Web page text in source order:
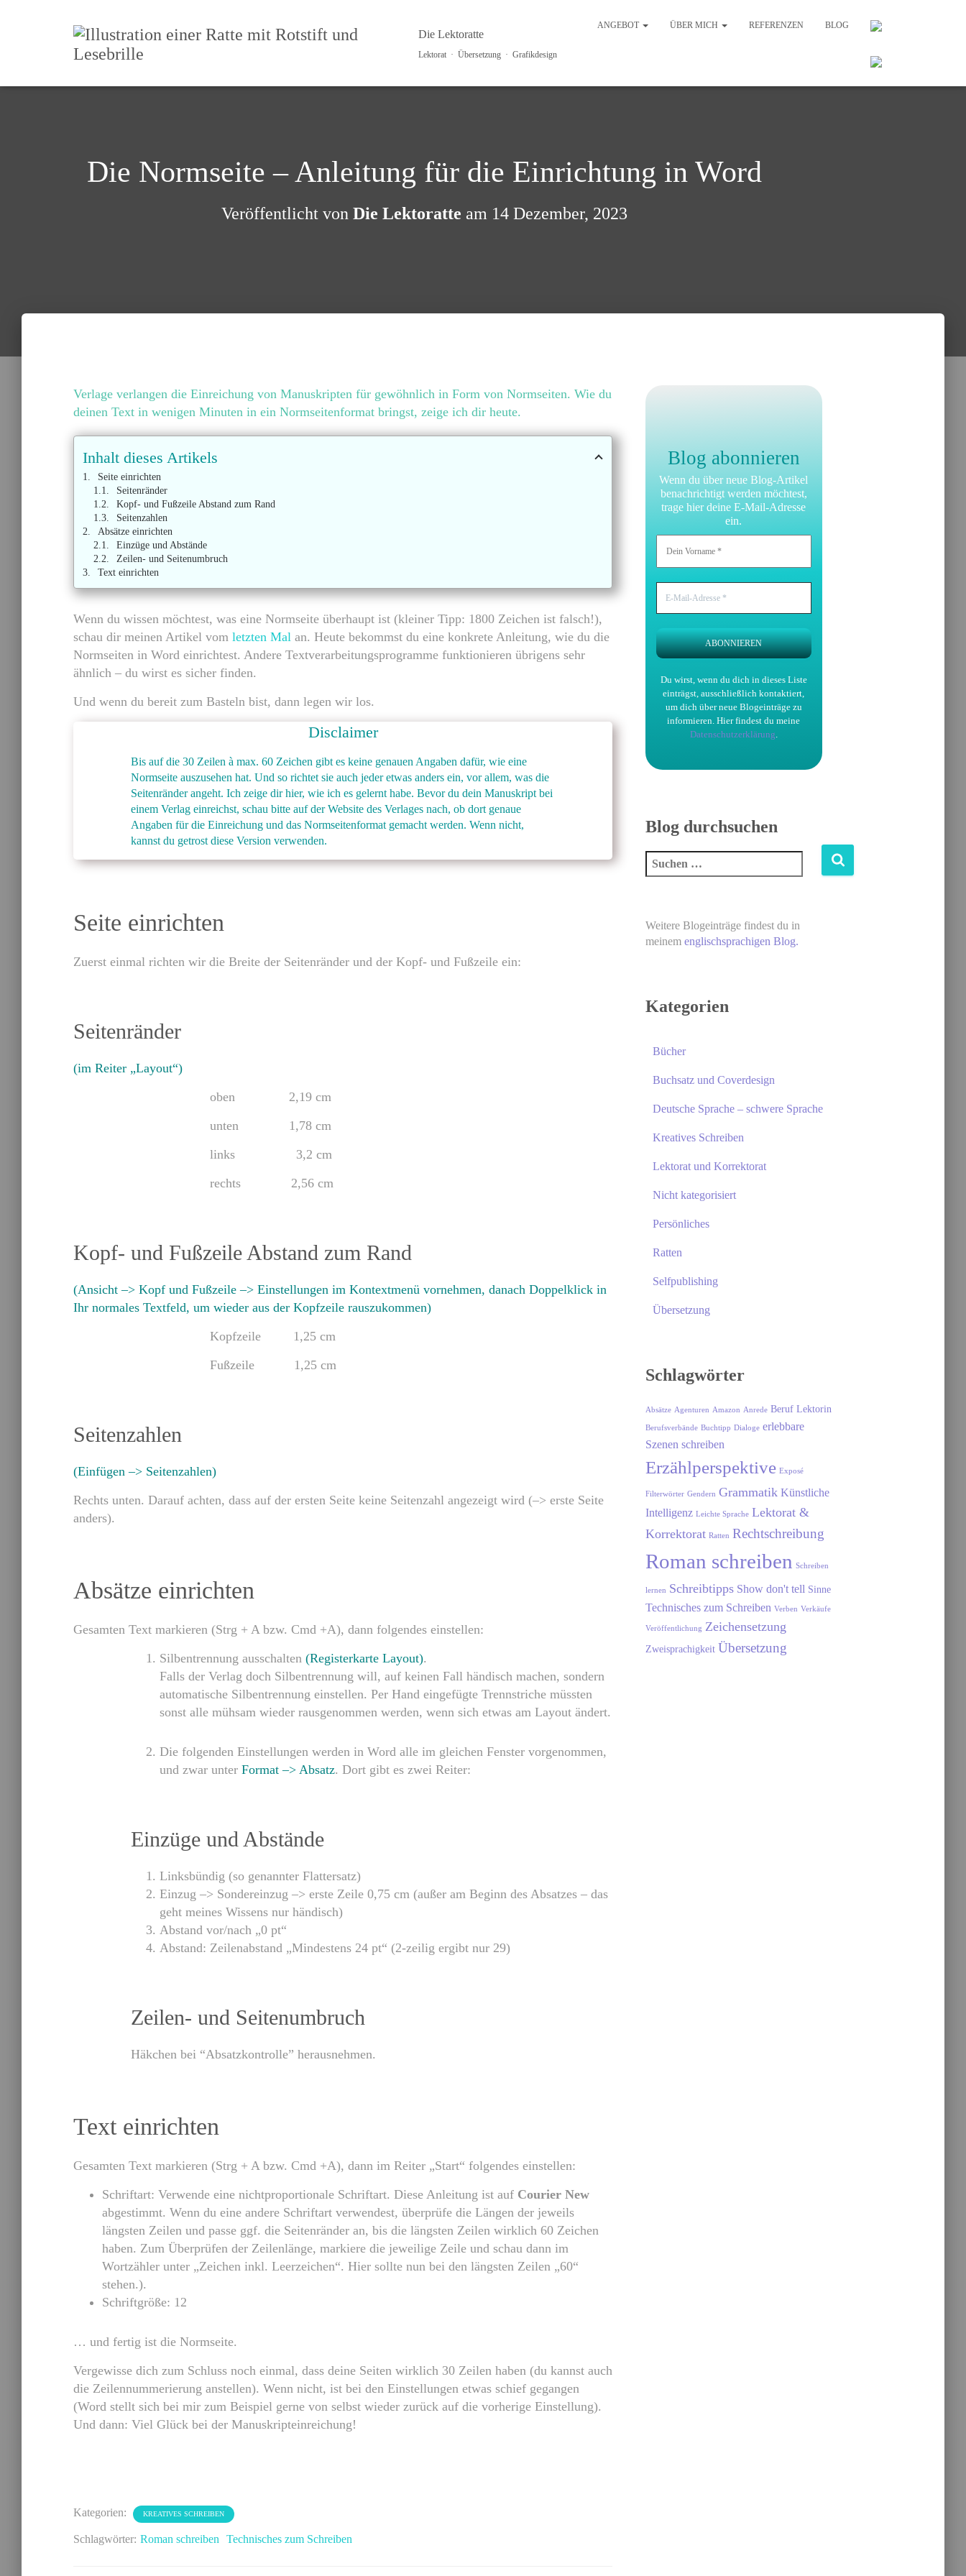
Die Lektoratte
Lektorat · Übersetzung · Grafikdesign
ANGEBOT ÜBER MICH REFERENZEN BLOG
Die Normseite – Anleitung für die Einrichtung in Word
Veröffentlicht von Die Lektoratte am 14 Dezember, 2023
Verlage verlangen die Einreichung von Manuskripten für gewöhnlich in Form von Normseiten. Wie du
deinen Text in wenigen Minuten in ein Normseitenformat bringst, zeige ich dir heute.
Inhalt dieses Artikels
Seite einrichten
Seitenränder
Kopf- und Fußzeile Abstand zum Rand
Seitenzahlen
Absätze einrichten
Einzüge und Abstände
Zeilen- und Seitenumbruch
Text einrichten
Wenn du wissen möchtest, was eine Normseite überhaupt ist (kleiner Tipp: 1800 Zeichen ist falsch!),
schau dir meinen Artikel vom letzten Mal an. Heute bekommst du eine konkrete Anleitung, wie du die
Normseiten in Word einrichtest. Andere Textverarbeitungsprogramme funktionieren übrigens sehr
ähnlich – du wirst es sicher finden.
Und wenn du bereit zum Basteln bist, dann legen wir los.
Disclaimer
Bis auf die 30 Zeilen à max. 60 Zeichen gibt es keine genauen Angaben dafür, wie eine
Normseite auszusehen hat. Und so richtet sie auch jeder etwas anders ein, vor allem, was die
Seitenränder angeht. Ich zeige dir hier, wie ich es gelernt habe. Bevor du dein Manuskript bei
einem Verlag einreichst, schau bitte auf der Website des Verlages nach, ob dort genaue
Angaben für die Einreichung und das Normseitenformat gemacht werden. Wenn nicht,
kannst du getrost diese Version verwenden.
Seite einrichten
Zuerst einmal richten wir die Breite der Seitenränder und der Kopf- und Fußzeile ein:
Seitenränder
(im Reiter „Layout“)
oben 2,19 cm
unten 1,78 cm
links 3,2 cm
rechts 2,56 cm
Kopf- und Fußzeile Abstand zum Rand
(Ansicht –> Kopf und Fußzeile –> Einstellungen im Kontextmenü vornehmen, danach Doppelklick in
Ihr normales Textfeld, um wieder aus der Kopfzeile rauszukommen)
Kopfzeile 1,25 cm
Fußzeile 1,25 cm
Seitenzahlen
(Einfügen –> Seitenzahlen)
Rechts unten. Darauf achten, dass auf der ersten Seite keine Seitenzahl angezeigt wird (–> erste Seite
anders).
Absätze einrichten
Gesamten Text markieren (Strg + A bzw. Cmd +A), dann folgendes einstellen:
Silbentrennung ausschalten (Registerkarte Layout).
Falls der Verlag doch Silbentrennung will, auf keinen Fall händisch machen, sondern
automatische Silbentrennung einstellen. Per Hand eingefügte Trennstriche müssten
sonst alle mühsam wieder rausgenommen werden, wenn sich etwas am Layout ändert.
Die folgenden Einstellungen werden in Word alle im gleichen Fenster vorgenommen,
und zwar unter Format –> Absatz. Dort gibt es zwei Reiter:
Einzüge und Abstände
Linksbündig (so genannter Flattersatz)
Einzug –> Sondereinzug –> erste Zeile 0,75 cm (außer am Beginn des Absatzes – das
geht meines Wissens nur händisch)
Abstand vor/nach „0 pt“
Abstand: Zeilenabstand „Mindestens 24 pt“ (2-zeilig ergibt nur 29)
Zeilen- und Seitenumbruch
Häkchen bei “Absatzkontrolle” herausnehmen.
Text einrichten
Gesamten Text markieren (Strg + A bzw. Cmd +A), dann im Reiter „Start“ folgendes einstellen:
Schriftart: Verwende eine nichtproportionale Schriftart. Diese Anleitung ist auf Courier New
abgestimmt. Wenn du eine andere Schriftart verwendest, überprüfe die Längen der jeweils
längsten Zeilen und passe ggf. die Seitenränder an, bis die längsten Zeilen wirklich 60 Zeichen
haben. Zum Überprüfen der Zeilenlänge, markiere die jeweilige Zeile und schau dann im
Wortzähler unter „Zeichen inkl. Leerzeichen“. Hier sollte nun bei den längsten Zeilen „60“
stehen.).
Schriftgröße: 12
… und fertig ist die Normseite.
Vergewisse dich zum Schluss noch einmal, dass deine Seiten wirklich 30 Zeilen haben (du kannst auch
die Zeilennummerierung anstellen). Wenn nicht, ist bei den Einstellungen etwas schief gegangen
(Word stellt sich bei mir zum Beispiel gerne von selbst wieder zurück auf die vorherige Einstellung).
Und dann: Viel Glück bei der Manuskripteinreichung!
Kategorien: KREATIVES SCHREIBEN
Schlagwörter: Roman schreiben Technisches zum Schreiben
Blog abonnieren
Wenn du über neue Blog-Artikel
benachrichtigt werden möchtest,
trage hier deine E-Mail-Adresse
ein.
Du wirst, wenn du dich in dieses Liste
einträgst, ausschließlich kontaktiert,
um dich über neue Blogeinträge zu
informieren.Hier findest du meine
Datenschutzerklärung.
Blog durchsuchen
u
e
c
Weitere Blogeinträge findest du in
meinem englischsprachigen Blog.
Kategorien
Bücher
Buchsatz und Coverdesign
Deutsche Sprache – schwere Sprache
Kreatives Schreiben
Lektorat und Korrektorat
Nicht kategorisiert
Persönliches
Ratten
Selfpublishing
Übersetzung
Schlagwörter
Absätze Agenturen Amazon Anrede Beruf Lektorin
Berufsverbände Buchtipp Dialoge erlebbare
Szenen schreiben
Erzählperspektive Exposé
Filterwörter Gendern Grammatik Künstliche
Intelligenz Leichte Sprache Lektorat &
Korrektorat Ratten Rechtschreibung
Roman schreiben Schreiben
lernen Schreibtipps Show don't tell Sinne
Technisches zum Schreiben Verben Verkäufe
Veröffentlichung Zeichensetzung
Zweisprachigkeit Übersetzung